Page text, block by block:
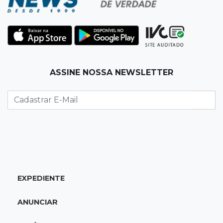
policiais militares
22:42Resumão
Palmeiras e Vasco confirmam vagas nas
Eleitorado aprova teste da urna, mas diz que
colinha será "fundamental"
Escolas municipais lideram notas do Ensino
ASSINE NOSSA NEWSLETTER
EXPEDIENTE
ANUNCIAR